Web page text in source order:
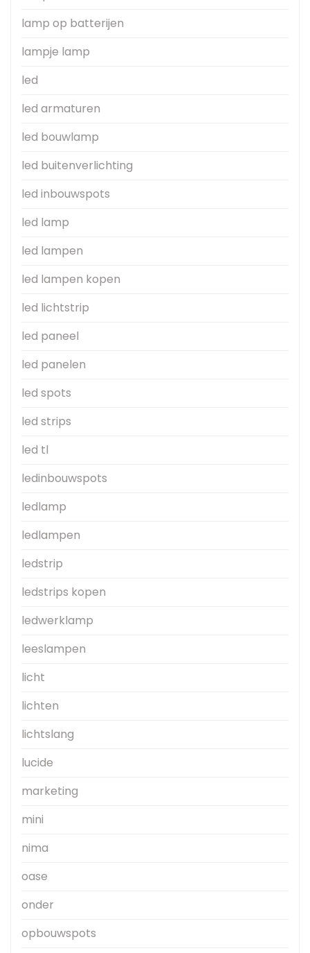
lamp op batterijen
lampje lamp
led
led armaturen
led bouwlamp
led buitenverlichting
led inbouwspots
led lamp
led lampen
led lampen kopen
led lichtstrip
led paneel
led panelen
led spots
led strips
led tl
ledinbouwspots
ledlamp
ledlampen
ledstrip
ledstrips kopen
ledwerklamp
leeslampen
licht
lichten
lichtslang
lucide
marketing
mini
nima
oase
onder
opbouwspots